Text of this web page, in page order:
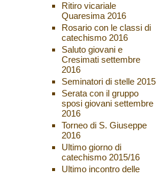
Ritiro vicariale
Quaresima 2016
Rosario con le classi di
catechismo 2016
Saluto giovani e
Cresimati settembre
2016
Seminatori di stelle 2015
Serata con il gruppo
sposi giovani settembre
2016
Torneo di S. Giuseppe
2016
Ultimo giorno di
catechismo 2015/16
Ultimo incontro delle